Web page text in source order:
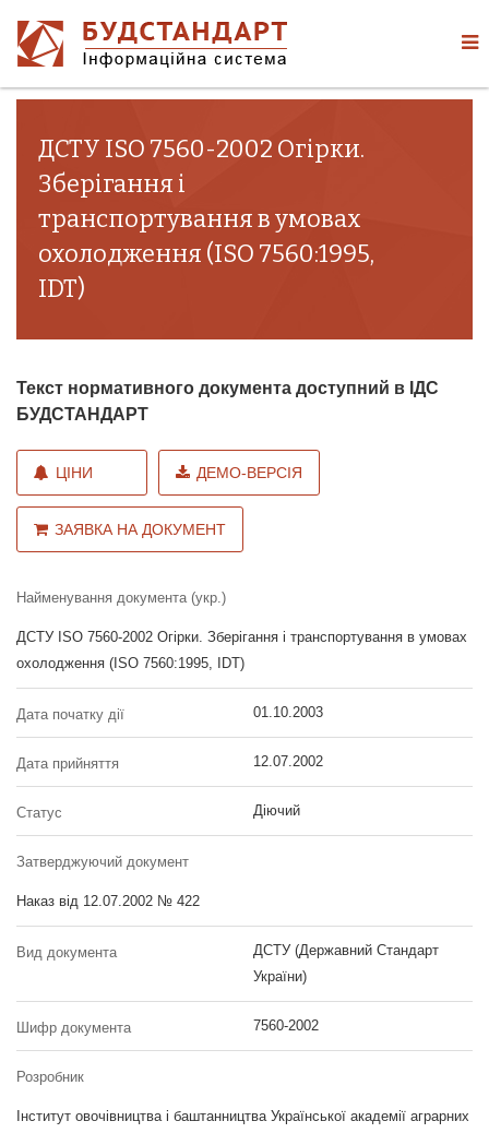
ДСТУ ISO 7560-2002 Огірки.
Зберігання і
транспортування в умовах
охолодження (ISO 7560:1995,
IDT)
Текст нормативного документа доступний в ІДС
БУДСТАНДАРТ
ЦІНИ ДЕМО-ВЕРСІЯ
ЗАЯВКА НА ДОКУМЕНТ
Найменування документа (укр.)
ДСТУ ISO 7560-2002 Огірки. Зберігання і транспортування в умовах
охолодження (ISO 7560:1995, IDT)
Дата початку дії 01.10.2003
Дата прийняття 12.07.2002
Статус Діючий
Затверджуючий документ
Наказ від 12.07.2002 № 422
Вид документа
ДСТУ (Державний Стандарт
України)
Шифр документа 7560-2002
Розробник
Інститут овочівництва і баштанництва Української академії аграрних